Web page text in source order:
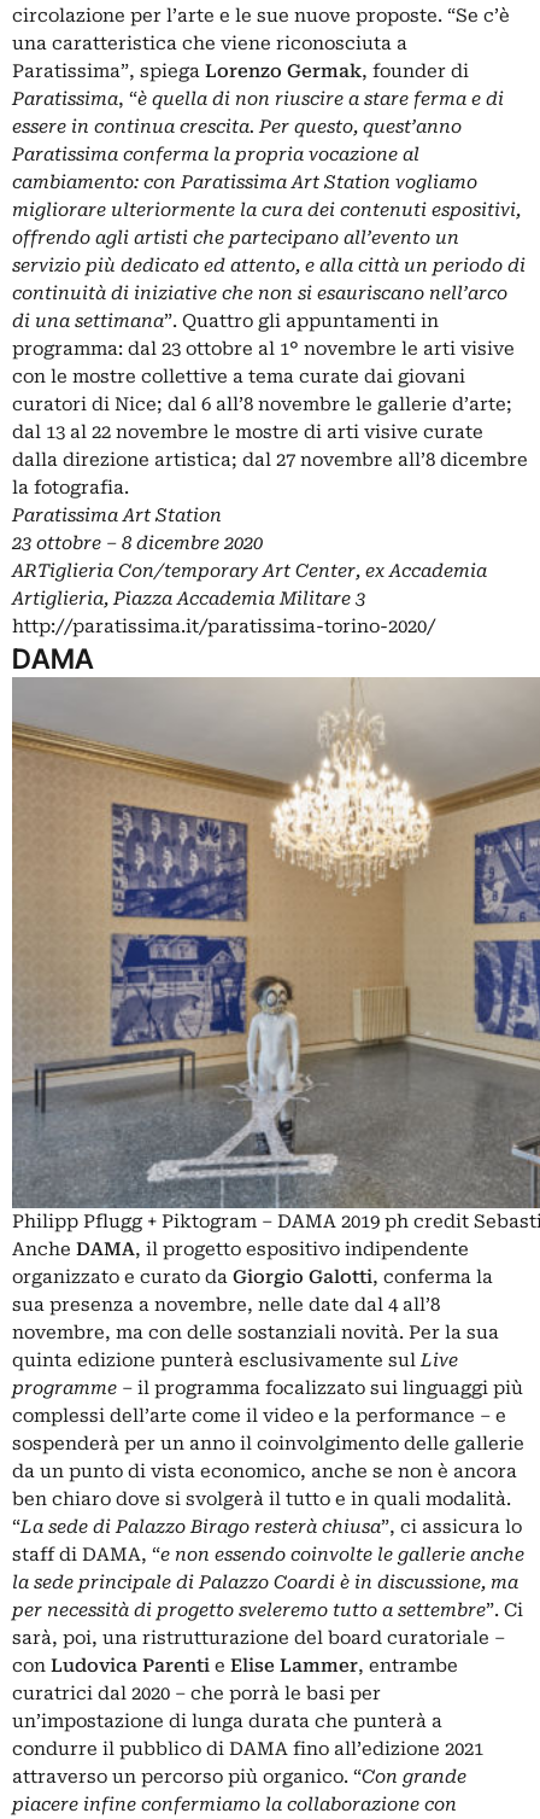
circolazione per l’arte e le sue nuove proposte. “Se c’è
una caratteristica che viene riconosciuta a
Paratissima”, spiega Lorenzo Germak, founder di
Paratissima, “è quella di non riuscire a stare ferma e di
essere in continua crescita. Per questo, quest’anno
Paratissima conferma la propria vocazione al
cambiamento: con Paratissima Art Station vogliamo
migliorare ulteriormente la cura dei contenuti espositivi,
offrendo agli artisti che partecipano all’evento un
servizio più dedicato ed attento, e alla città un periodo di
continuità di iniziative che non si esauriscano nell’arco
di una settimana”. Quattro gli appuntamenti in
programma: dal 23 ottobre al 1° novembre le arti visive
con le mostre collettive a tema curate dai giovani
curatori di Nice; dal 6 all’8 novembre le gallerie d’arte;
dal 13 al 22 novembre le mostre di arti visive curate
dalla direzione artistica; dal 27 novembre all’8 dicembre
la fotografia.
Paratissima Art Station
23 ottobre – 8 dicembre 2020
ARTiglieria Con/temporary Art Center, ex Accademia
Artiglieria, Piazza Accademia Militare 3
http://paratissima.it/paratissima-torino-2020/
DAMA
Philipp Pflugg + Piktogram – DAMA 2019 ph credit
Anche DAMA, il progetto espositivo indipendente
organizzato e curato da Giorgio Galotti, conferma la
sua presenza a novembre, nelle date dal 4 all’8
novembre, ma con delle sostanziali novità. Per la sua
quinta edizione punterà esclusivamente sulLive
programme – il programma focalizzato sui linguaggi più
complessi dell’arte come il video e la performance – e
sospenderà per un anno il coinvolgimento delle gallerie
da un punto di vista economico, anche se non è ancora
ben chiaro dove si svolgerà il tutto e in quali modalità.
“La sede di Palazzo Birago resterà chiusa”, ci assicura lo
staff di DAMA, “e non essendo coinvolte le gallerie anche
la sede principale di Palazzo Coardi è in discussione, ma
per necessità di progetto sveleremo tutto a settembre”. Ci
sarà, poi, una ristrutturazione del board curatoriale –
con Ludovica Parenti e Elise Lammer, entrambe
curatrici dal 2020 – che porrà le basi per
un’impostazione di lunga durata che punterà a
condurre il pubblico di DAMA fino all’edizione 2021
attraverso un percorso più organico. “Con grande
piacere infine confermiamo la collaborazione con